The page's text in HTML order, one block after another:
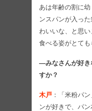
あは年齢の割に
ンスパンが入っ
わいいな、と思
食べる姿がとても
―みなさんが好き
すか？
木戸 ：「米粉パ
ンが好きで、パ